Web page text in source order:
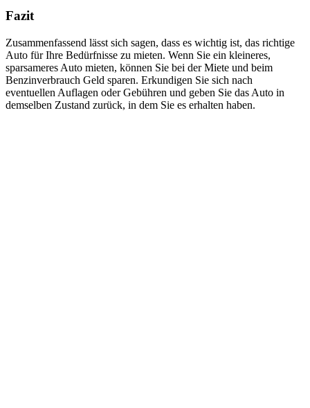
Fazit
Zusammenfassend lässt sich sagen, dass es wichtig ist, das richtige
Auto für Ihre Bedürfnisse zu mieten. Wenn Sie ein kleineres,
sparsameres Auto mieten, können Sie bei der Miete und beim
Benzinverbrauch Geld sparen. Erkundigen Sie sich nach
eventuellen Auflagen oder Gebühren und geben Sie das Auto in
demselben Zustand zurück, in dem Sie es erhalten haben.